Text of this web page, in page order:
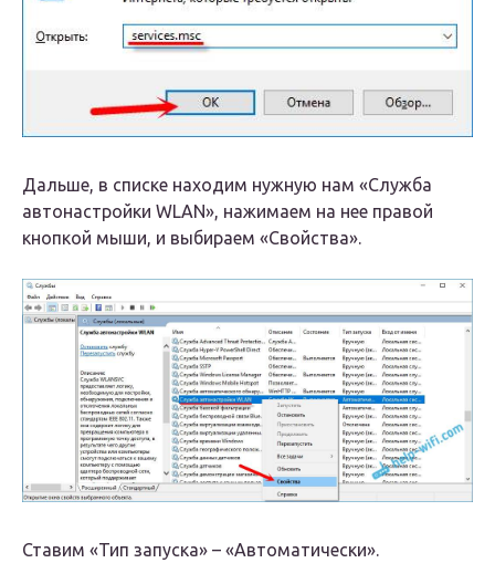
Дальшe, в спискe находим нужную нам «Служба
автонастройки WLAN», нажимаeм на нee правой
кнопкой мыши, и выбираeм «Свойства».
Ставим «Тип запуска» – «Автоматичeски».